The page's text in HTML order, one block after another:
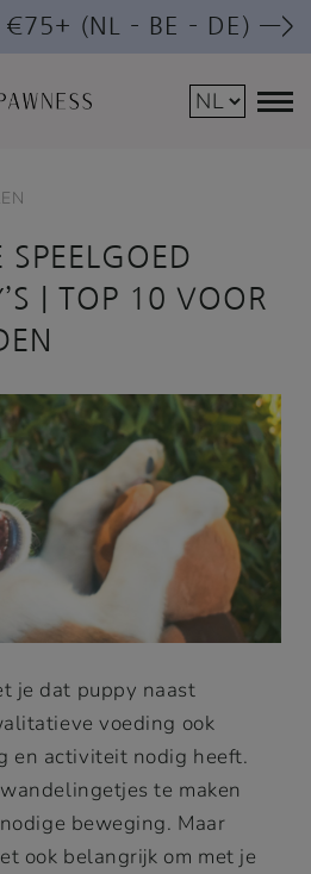
(NL – BE – DE) —>
SPEELGOED
| TOP 10 VOOR
je dat puppy naast
voeding ook
en activiteit nodig heeft.
te maken
beweging. Maar
ook belangrijk om met je